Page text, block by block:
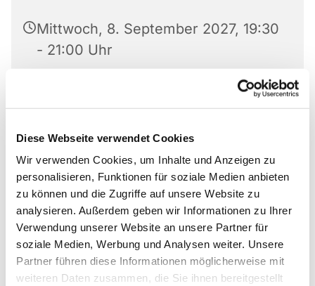
Diese Webseite verwendet Cookies
Wir verwenden Cookies, um Inhalte und Anzeigen zu
personalisieren, Funktionen für soziale Medien anbieten
zu können und die Zugriffe auf unsere Website zu
analysieren. Außerdem geben wir Informationen zu Ihrer
Verwendung unserer Website an unsere Partner für
soziale Medien, Werbung und Analysen weiter. Unsere
Partner führen diese Informationen möglicherweise mit
weiteren Daten zusammen, die Sie ihnen bereitgestellt
Mittwoch, 8. September 2027, 19:30
- 21:00 Uhr
Matthäus-Kirche, Rotheweg 63,
33102 Paderborn
Anmeldung bei 0176 519 101 10
Gruppe von Anonymen Alkoholikern und
Alkoholikerinnen
Anmeldung bei 0176 519 101 10